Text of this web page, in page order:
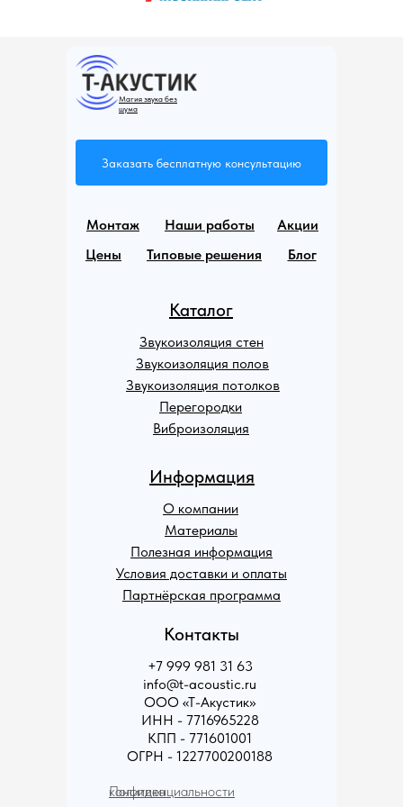
Заказать бесплатную консультацию
Магия звука без
шума
Политика конфиденциальности
Каталог
Звукоизоляция стен
Звукоизоляция полов
Звукоизоляция потолков
Перегородки
Виброизоляция
Информация
О компании
Материалы
Полезная информация
Условия доставки и оплаты
Партнёрская программа
Контакты
+7 999 981 31 63
info@t-acoustic.ru
ООО «Т-Акустик»
ИНН - 7716965228
КПП - 771601001
ОГРН - 1227700200188
Монтаж Наши работы
Акции
Цены
Типовые решения Блог